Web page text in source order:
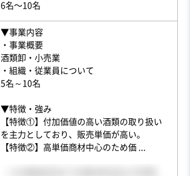
6名〜10名
▼事業内容
・事業概要
酒類卸・小売業
・組織・従業員について
5名～10名
▼特徴・強み
【特徴①】付加価値の高い酒類の取り扱い
を主力としており、販売単価が高い。
【特徴②】高単価商材中心のため価